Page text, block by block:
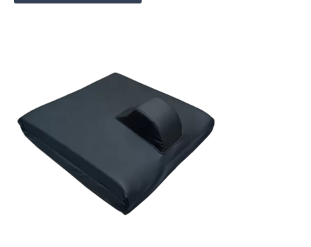
producto
variantes.
Las
opciones
se
pueden
elegir